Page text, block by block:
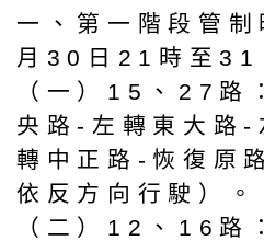
一、第一階段管
月30日21時至31
（一）15、27路
央路-左轉東大路-
轉中正路-恢復原
依反方向行駛）。
（二）12、16路